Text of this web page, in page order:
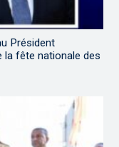
Président
la fête nationale des